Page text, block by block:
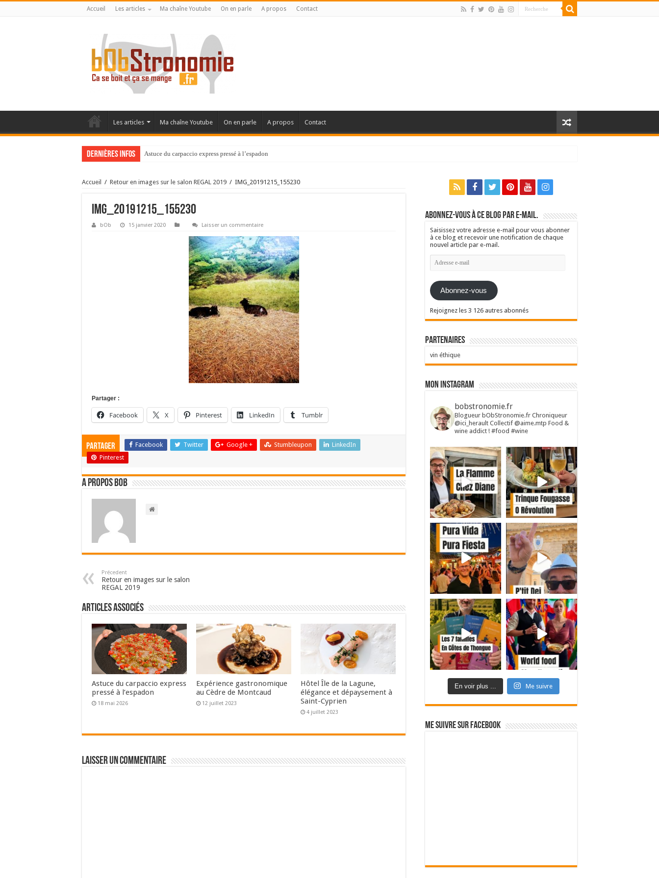
Accueil Les articles Ma chaîne Youtube On en parle A propos Contact
Les articles Ma chaîne Youtube On en parle A propos Contact
Dernières infos Astuce du carpaccio express pressé à l’espadon
Accueil / Retour en images sur le salon REGAL 2019 / IMG_20191215_155230
IMG_20191215_155230
bOb 15 janvier 2020 Laisser un commentaire
Partager :
Facebook X Pinterest LinkedIn Tumblr
Partager Facebook Twitter Google + Stumbleupon
LinkedIn
Pinterest
A propos bOb
Précedent
Retour en images sur le salon
REGAL 2019
Articles associés
Astuce du carpaccio express
pressé à l’espadon
18 mai 2026
Expérience gastronomique
au Cèdre de Montcaud
12 juillet 2023
Hôtel Île de la Lagune,
élégance et dépaysement à
Saint-Cyprien
4 juillet 2023
Laisser un commentaire
Abonnez-vous à ce blog par e-mail.
Saisissez votre adresse e-mail pour vous abonner
à ce blog et recevoir une notification de chaque
nouvel article par e-mail.
Adresse
e-
Abonnez-vous
Rejoignez les 3 126 autres abonnés
Partenaires
vin éthique
Mon Instagram
bobstronomie.fr
Blogueur bObStronomie.fr Chroniqueur
@ici_herault Collectif @aime.mtp Food &
wine addict ! #food #wine
En voir plus ... Me suivre
Me suivre sur Facebook